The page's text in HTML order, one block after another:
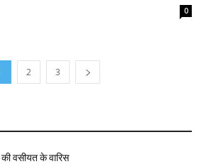
0
2 3
की वसीयत के वारिस